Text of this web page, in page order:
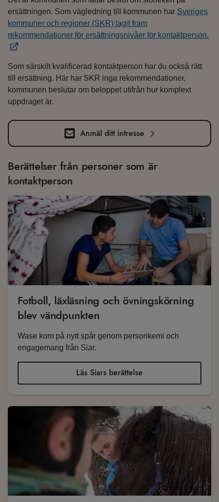
ersättningen. Som vägledning till kommunen har Sveriges
kommuner och regioner (SKR) tagit fram
rekommendationer för ersättningsnivåer för kontaktperson.
Som särskilt kvalificerad kontaktperson har du också rätt
till ersättning. Här har SKR inga rekommendationer,
kommunen beslutar om beloppet utifrån hur komplext
uppdraget är.
Anmäl ditt intresse
Berättelser från personer som är
kontaktperson
Fotboll, läxläsning och övningskörning
blev vändpunkten
Wase kom på nytt spår genom personkemi och
engagemang från Siar.
Läs Siars berättelse